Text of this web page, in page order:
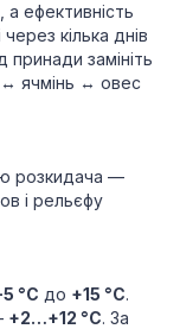
а ефективність
через кілька днів
принади замініть
ячмінь ↔ овес
розкидача —
і рельєфу
°C до +15 °C.
+2…+12 °C. За